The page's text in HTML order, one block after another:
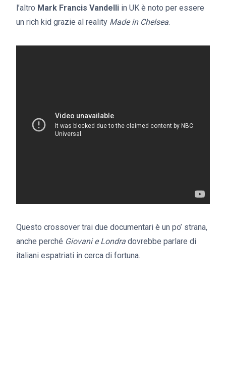
l’altro Mark Francis Vandelli in UK è noto per essere
un rich kid grazie al reality Made in Chelsea.
Questo crossover trai due documentari è un po’ strana,
anche perché Giovani e Londra dovrebbe parlare di
italiani espatriati in cerca di fortuna.